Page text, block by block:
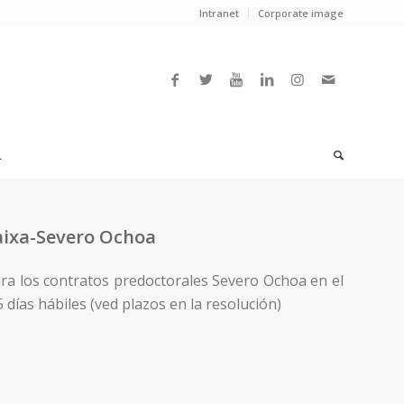
Intranet Corporate image
Severo Ochoa
los contratos predoctorales Severo Ochoa en el
hábiles (ved plazos en la resolución)